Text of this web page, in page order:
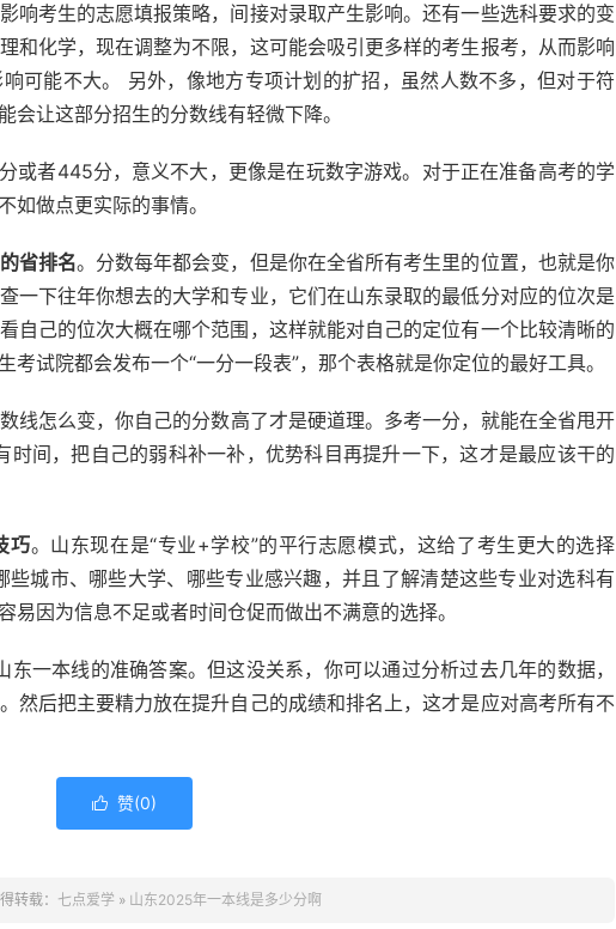
响考生的志愿填报策略，间接对录取产生影响。还有一些选科要求的变
和化学，现在调整为不限，这可能会吸引更多样的考生报考，从而影响
可能不大。 另外，像地方专项计划的扩招，虽然人数不多，但对于符
让这部分招生的分数线有轻微下降。
或者445分，意义不大，更像是在玩数字游戏。对于正在准备高考的学
如做点更实际的事情。
省排名。分数每年都会变，但是你在全省所有考生里的位置，也就是你
一下往年你想去的大学和专业，它们在山东录取的最低分对应的位次是
自己的位次大概在哪个范围，这样就能对自己的定位有一个比较清晰的
试院都会发布一个“一分一段表”，那个表格就是你定位的最好工具。
线怎么变，你自己的分数高了才是硬道理。多考一分，就能在全省甩开
间，把自己的弱科补一补，优势科目再提升一下，这才是最应该干的
巧。山东现在是“专业+学校”的平行志愿模式，这给了考生更大的选择
城市、哪些大学、哪些专业感兴趣，并且了解清楚这些专业对选科有
因为信息不足或者时间仓促而做出不满意的选择。
一本线的准确答案。但这没关系，你可以通过分析过去几年的数据，
然后把主要精力放在提升自己的成绩和排名上，这才是应对高考所有不
 赞(0)
转载： 七点爱学 » 山东2025年一本线是多少分啊